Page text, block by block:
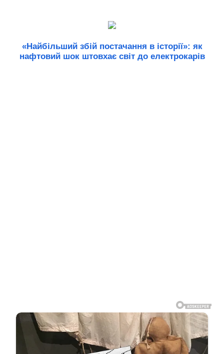
«Найбільший збій постачання в історії»: як
нафтовий шок штовхає світ до електрокарів